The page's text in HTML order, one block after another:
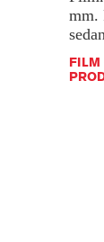
mm.
sedan
FILM